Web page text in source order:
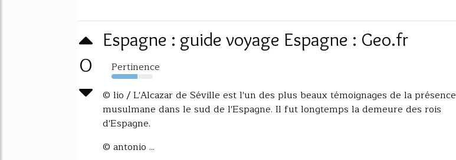
0
Espagne : guide voyage Espagne : Geo.fr
Pertinence
63%
© lio / L'Alcazar de Séville est l'un des plus beaux témoignages de la présence
musulmane dans le sud de l'Espagne. Il fut longtemps la demeure des rois
d'Espagne.
© antonio ...